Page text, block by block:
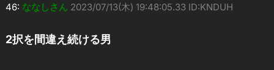
46: ななしさん 2023/07/13(木) 19:48:05.33 ID:KNDUH
2択を間違え続ける男